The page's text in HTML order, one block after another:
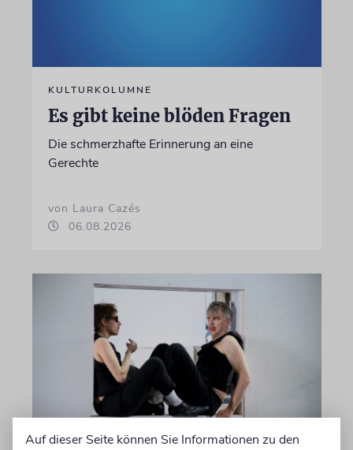
KULTURKOLUMNE
Es gibt keine blöden Fragen
Die schmerzhafte Erinnerung an eine
Gerechte
von Laura Cazés
06.08.2026
THEATER
Auf dieser Seite können Sie Informationen zu den